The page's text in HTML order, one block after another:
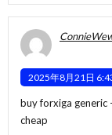
2025年8月21日
buy forxiga generic
cheap